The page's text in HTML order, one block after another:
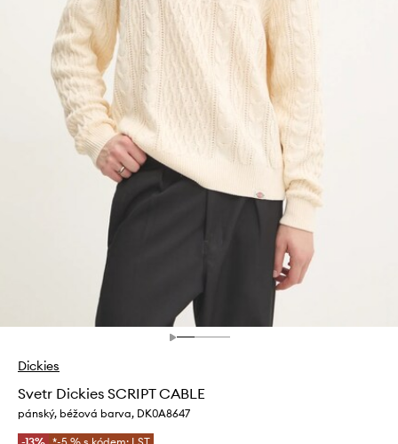
Dickies
Svetr Dickies SCRIPT CABLE
pánský, béžová barva, DK0A8647